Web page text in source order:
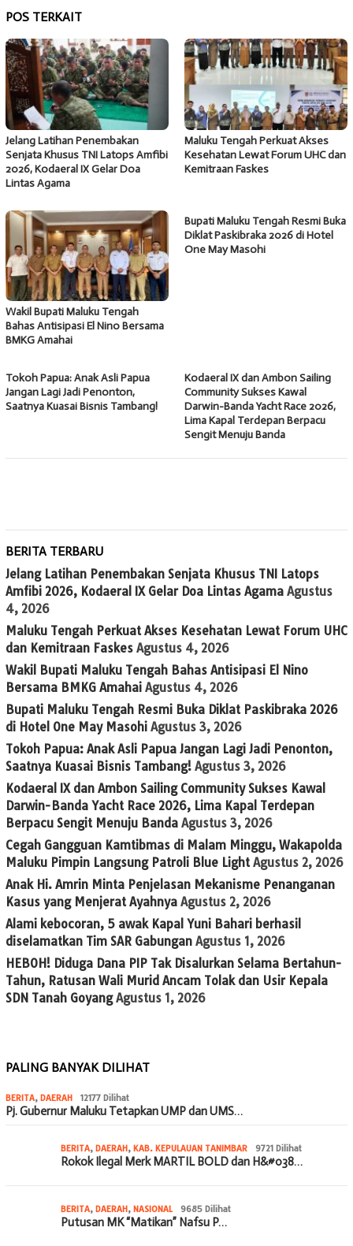
POS TERKAIT
Jelang Latihan Penembakan
Senjata Khusus TNI Latops Amfibi
2026, Kodaeral IX Gelar Doa
Lintas Agama
Maluku Tengah Perkuat Akses
Kesehatan Lewat Forum UHC dan
Kemitraan Faskes
Wakil Bupati Maluku Tengah
Bahas Antisipasi El Nino Bersama
BMKG Amahai
Bupati Maluku Tengah Resmi Buka
Diklat Paskibraka 2026 di Hotel
One May Masohi
Tokoh Papua: Anak Asli Papua
Jangan Lagi Jadi Penonton,
Saatnya Kuasai Bisnis Tambang!
Kodaeral IX dan Ambon Sailing
Community Sukses Kawal
Darwin-Banda Yacht Race 2026,
Lima Kapal Terdepan Berpacu
Sengit Menuju Banda
BERITA TERBARU
Jelang Latihan Penembakan Senjata Khusus TNI Latops
Amfibi 2026, Kodaeral IX Gelar Doa Lintas Agama Agustus
4, 2026
Maluku Tengah Perkuat Akses Kesehatan Lewat Forum UHC
dan Kemitraan Faskes Agustus 4, 2026
Wakil Bupati Maluku Tengah Bahas Antisipasi El Nino
Bersama BMKG Amahai Agustus 4, 2026
Bupati Maluku Tengah Resmi Buka Diklat Paskibraka 2026
di Hotel One May Masohi Agustus 3, 2026
Tokoh Papua: Anak Asli Papua Jangan Lagi Jadi Penonton,
Saatnya Kuasai Bisnis Tambang! Agustus 3, 2026
Kodaeral IX dan Ambon Sailing Community Sukses Kawal
Darwin-Banda Yacht Race 2026, Lima Kapal Terdepan
Berpacu Sengit Menuju Banda Agustus 3, 2026
Cegah Gangguan Kamtibmas di Malam Minggu, Wakapolda
Maluku Pimpin Langsung Patroli Blue Light Agustus 2, 2026
Anak Hi. Amrin Minta Penjelasan Mekanisme Penanganan
Kasus yang Menjerat Ayahnya Agustus 2, 2026
Alami kebocoran, 5 awak Kapal Yuni Bahari berhasil
diselamatkan Tim SAR Gabungan Agustus 1, 2026
HEBOH! Diduga Dana PIP Tak Disalurkan Selama Bertahun-
Tahun, Ratusan Wali Murid Ancam Tolak dan Usir Kepala
SDN Tanah Goyang Agustus 1, 2026
PALING BANYAK DILIHAT
BERITA, DAERAH 12177 Dilihat
Pj. Gubernur Maluku Tetapkan UMP dan UMS…
BERITA, DAERAH, KAB. KEPULAUAN TANIMBAR 9721 Dilihat
Rokok Ilegal Merk MARTIL BOLD dan H&#038…
BERITA, DAERAH, NASIONAL 9685 Dilihat
Putusan MK “Matikan” Nafsu P…